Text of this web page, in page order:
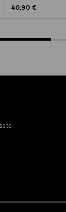
Original Price
40,90 €